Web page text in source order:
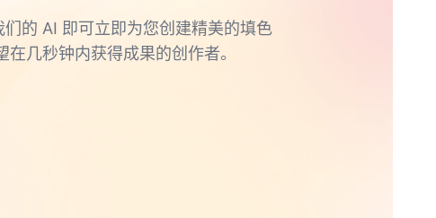
的 AI 即可立即为您创建精美的填色
几秒钟内获得成果的创作者。